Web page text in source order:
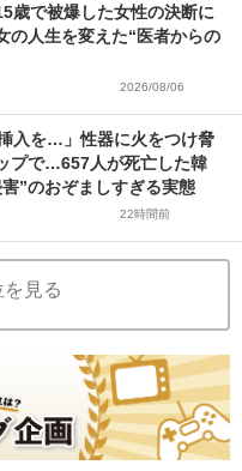
歳で被爆した女性の決断に
の人生を変えた“医者からの
2026/08/06
入を…」性器に火をつけ脅
プで…657人が死亡した韓
”のおぞましすぎる実態
22時間前
見る